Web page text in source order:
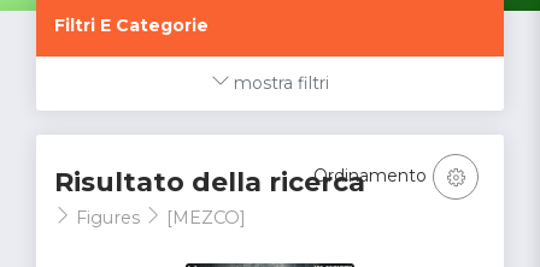
Filtri E Categorie
mostra filtri
Risultato della ricerca
Figures [MEZCO]
Ordinamento